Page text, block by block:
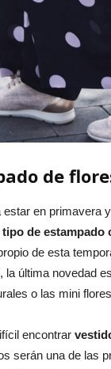
de
en primavera
tipo de estampado
de esta
la última novedad
o las mini
encontrar
serán una de las